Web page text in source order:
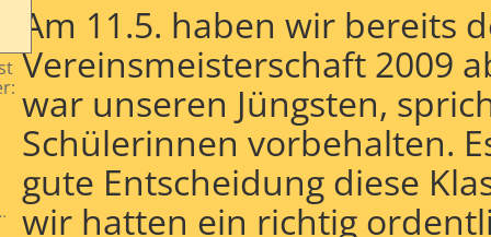
Am 11.5. haben wir bereits
Vereinsmeisterschaft 2009
war unseren Jüngsten,
Schülerinnen vorbehalten.
gute Entscheidung diese
wir hatten ein richtig